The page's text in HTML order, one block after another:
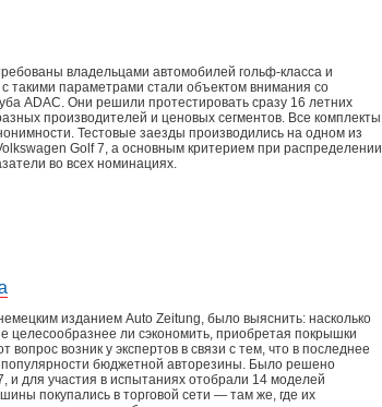
владельцами автомобилей гольф-класса и
такими параметрами стали объектом внимания со
ADAC. Они решили протестировать сразу 16 летних
производителей и ценовых сегментов. Все комплекты
Тестовые заезды производились на одном из
Golf 7, а основным критерием при распределении
во всех номинациях.
изданием Auto Zeitung, было выяснить: насколько
целесообразнее ли сэкономить, приобретая покрышки
возник у экспертов в связи с тем, что в последнее
бюджетной авторезины. Было решено
для участия в испытаниях отобрали 14 моделей
покупались в торговой сети — там же, где их